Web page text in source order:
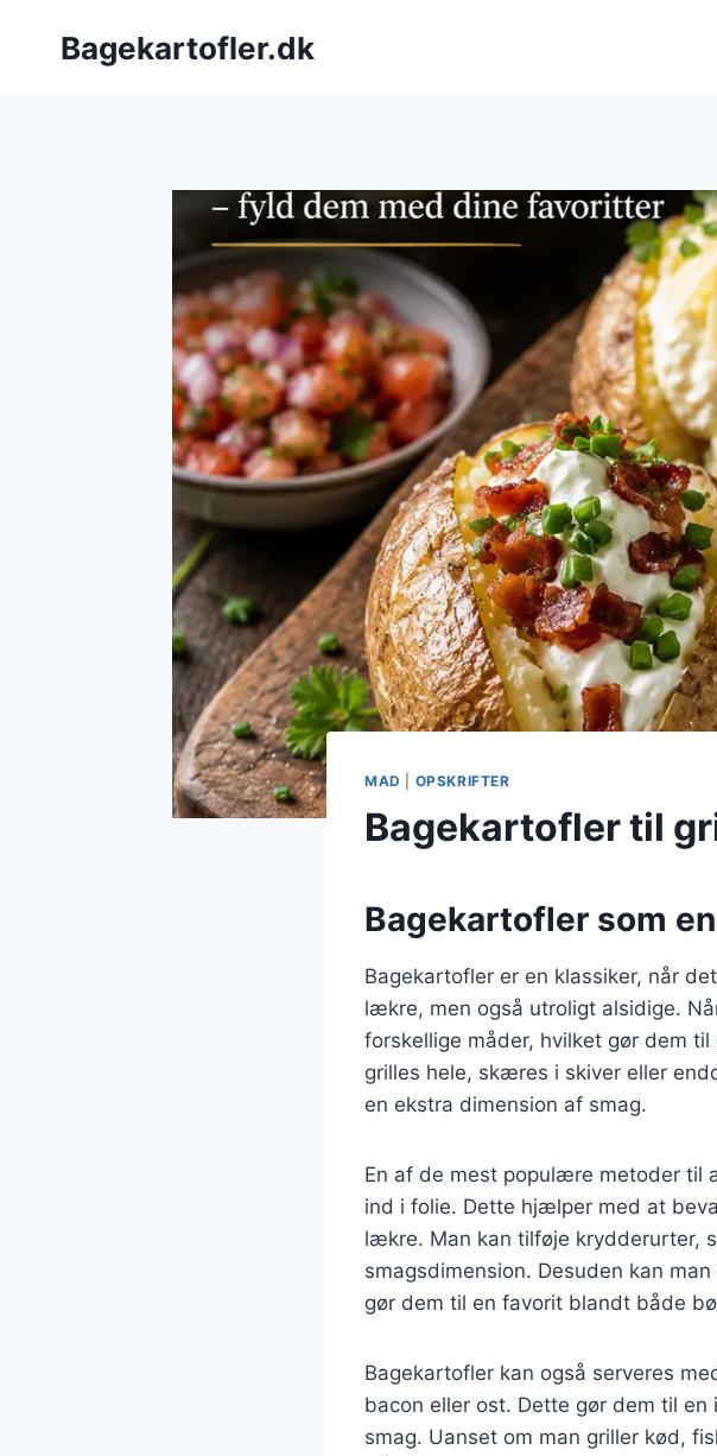
Bagekartofler.dk
MAD OPSKRIFTER
Bagekartofler til
Bagekartofler som
Bagekartofler er en klassiker, når
lækre, men også utroligt alsidige.
forskellige måder, hvilket gør dem
grilles hele, skæres i skiver eller
en ekstra dimension af smag.
En af de mest populære metoder til
ind i folie. Dette hjælper med at
lækre. Man kan tilføje krydderurter,
smagsdimension. Desuden kan
gør dem til en favorit blandt både
Bagekartofler kan også serveres
bacon eller ost. Dette gør dem til
smag. Uanset om man griller kød,